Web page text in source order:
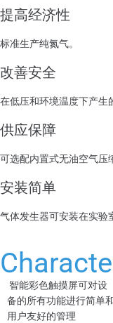
提高经济性
标准生产纯氮气。
改善安全
在低压和环境温度下产生
供应保障
可选配内置式无油空气压
安装简单
气体发生器可安装在实验
智能彩色触摸屏可对设
备的所有功能进行简单
用户友好的管理